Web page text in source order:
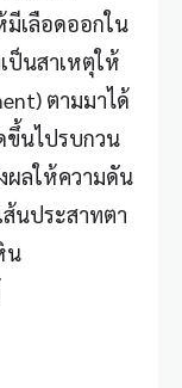
มีเลือดออกใน
ป็นสาเหตุให้
ตามมาได้
ขึ้นไปรบกวน
ผลให้ความดัน
ส้นประสาทตา
น